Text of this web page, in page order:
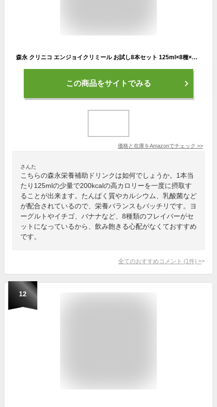
森永 クリニコ エンジョイクリミール お試し8本セット 125ml×8種×各1本 【栄養補助食品】
この商品をサイトでみる
価格と在庫をAmazonでチェック >>
さんた
こちらの森永栄養補助ドリンクは如何でしょうか。1本当
たり125mlの少量で200kcalの高カロリーを一度に摂取す
ることが出来ます。たんぱく質やカルシウム、乳酸菌など
が配合されているので、栄養バランスもバッチリです。ヨ
ーグルトやイチゴ、バナナなど、8種類のフレイバーがセ
ットになっているから、飲み飽きる心配がなくておすすめ
です。
全てのおすすめコメント (1 件) >
12